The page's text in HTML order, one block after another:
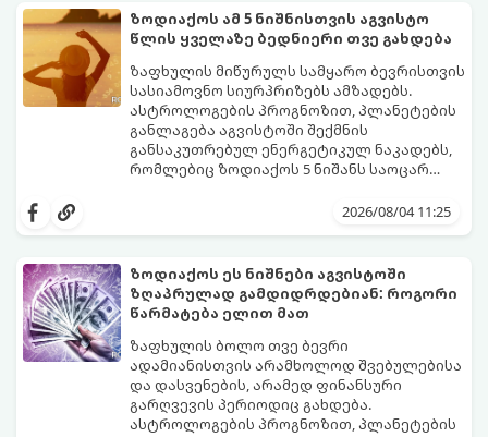
სურვილების გადადებასა და ხარჯების
მკაცრ კონტროლს. თუმცა, ახლა სიტუაცია
თანდათან შეიცვლება.
პრობლემები, რომლებიც უსასრულო
გეგონათ, უკან დაიხევს, ამასთან ერთად კი
გაჩნდება მეტი ნდობა მომავლის მიმართ.
რთული პერიოდის შემდეგ ეს ნიშნები
შეძლებენ ამოისუნთქონ და დაინახონ
ახალი შესაძლებლობები.
ზოდიაქოს ამ 5 ნიშნისთვის აგვისტო
წლის ყველაზე ბედნიერი თვე გახდება
ზაფხულის მიწურულს სამყარო ბევრისთვის
სასიამოვნო სიურპრიზებს ამზადებს.
ასტროლოგების პროგნოზით, პლანეტების
განლაგება აგვისტოში შექმნის
განსაკუთრებულ ენერგეტიკულ ნაკადებს,
რომლებიც ზოდიაქოს 5 ნიშანს საოცარ
ყველაზე ბედნიერი თვე აღმოჩნდება.
2026/08/04 11:25
ზოდიაქოს ეს ნიშნები აგვისტოში
ზღაპრულად გამდიდრდებიან: როგორი
წარმატება ელით მათ
ზაფხულის ბოლო თვე ბევრი
ადამიანისთვის არამხოლოდ შვებულებისა
და დასვენების, არამედ ფინანსური
გარღვევის პერიოდიც გახდება.
ასტროლოგების პროგნოზით, პლანეტების